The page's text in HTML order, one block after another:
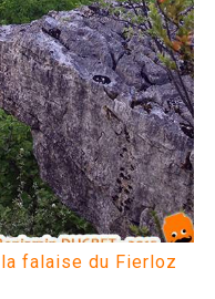
la falaise du Fierloz